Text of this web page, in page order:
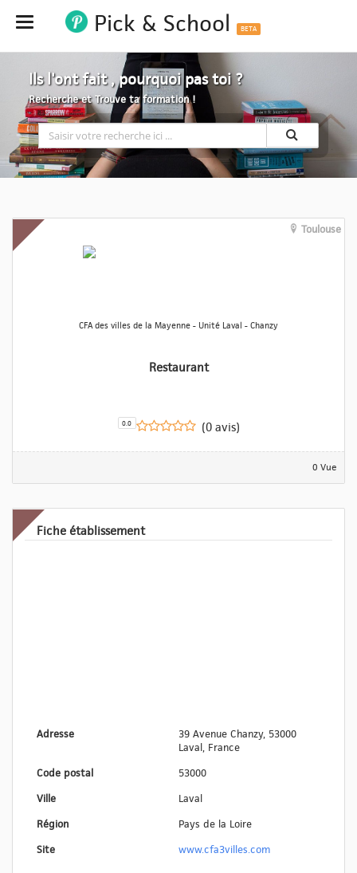
Hide Pick & School BETA
Ils l'ont fait , pourquoi pas toi ?
Recherche et Trouve ta formation !
Toulouse
CFA des villes de la Mayenne - Unité Laval - Chanzy
Restaurant
0.0 (0 avis)
0 Vue
Fiche établissement
Adresse
39 Avenue Chanzy, 53000
Laval, France
Code postal
53000
Ville
Laval
Région
Pays de la Loire
Site
www.cfa3villes.com